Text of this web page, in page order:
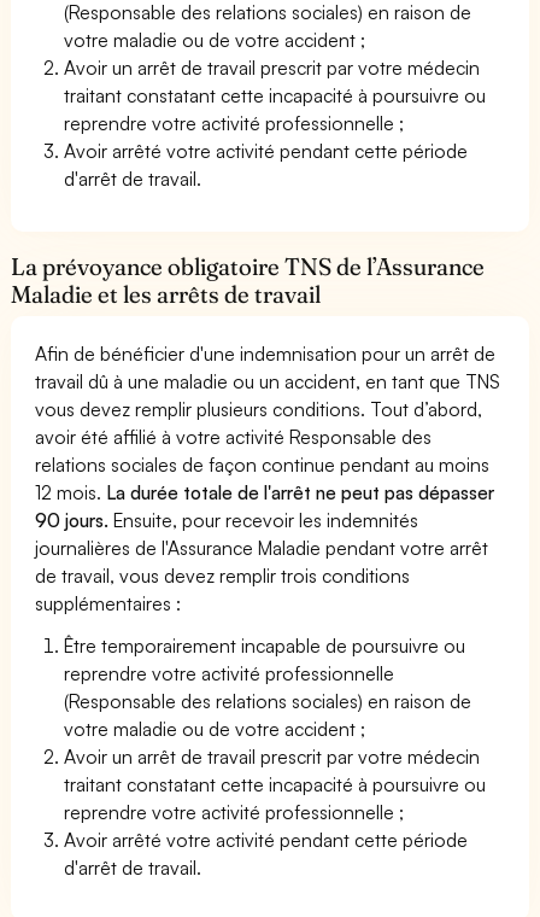
(Responsable des relations sociales) en raison de
votre maladie ou de votre accident ;
Avoir un arrêt de travail prescrit par votre médecin
traitant constatant cette incapacité à poursuivre ou
reprendre votre activité professionnelle ;
Avoir arrêté votre activité pendant cette période
d'arrêt de travail.
La prévoyance obligatoire TNS de l’Assurance
Maladie et les arrêts de travail
Afin de bénéficier d'une indemnisation pour un arrêt de
travail dû à une maladie ou un accident, en tant que TNS
vous devez remplir plusieurs conditions. Tout d’abord,
avoir été affilié à votre activité Responsable des
relations sociales de façon continue pendant au moins
12 mois. La durée totale de l'arrêt ne peut pas dépasser
90 jours. Ensuite, pour recevoir les indemnités
journalières de l'Assurance Maladie pendant votre arrêt
de travail, vous devez remplir trois conditions
supplémentaires :
Être temporairement incapable de poursuivre ou
reprendre votre activité professionnelle
(Responsable des relations sociales) en raison de
votre maladie ou de votre accident ;
Avoir un arrêt de travail prescrit par votre médecin
traitant constatant cette incapacité à poursuivre ou
reprendre votre activité professionnelle ;
Avoir arrêté votre activité pendant cette période
d'arrêt de travail.